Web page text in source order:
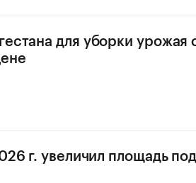
для уборки урожая
г. увеличил площадь